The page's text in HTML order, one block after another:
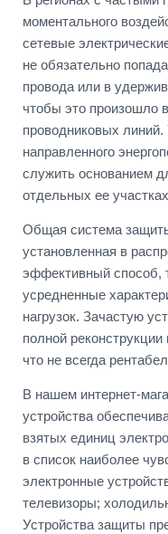
моментального
сетевые
не обязательно
провода или в
чтобы это произошло
проводниковых
направленного
служить основанием
отдельных ее
Общая система
установленная в
эффективный способ,
усредненные
нагрузок. Зачастую
полной
что не всегда
В нашем интернет-
устройства
взятых единиц
в список наиболее
электронные
телевизоры;
Устройства защиты